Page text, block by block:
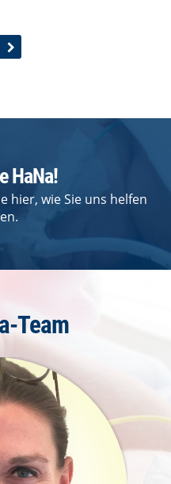
HaNa!
hier, wie Sie uns helfen
Team